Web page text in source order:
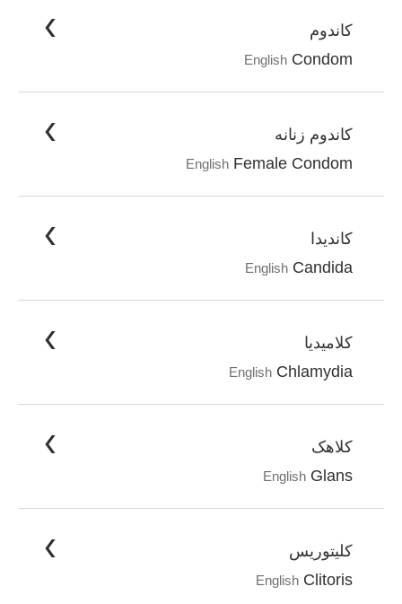
کاندوم
English Condom
کاندوم زنانه
English Female Condom
کاندیدا
English Candida
کلامیدیا
English Chlamydia
کلاهک
English Glans
کلیتوریس
English Clitoris